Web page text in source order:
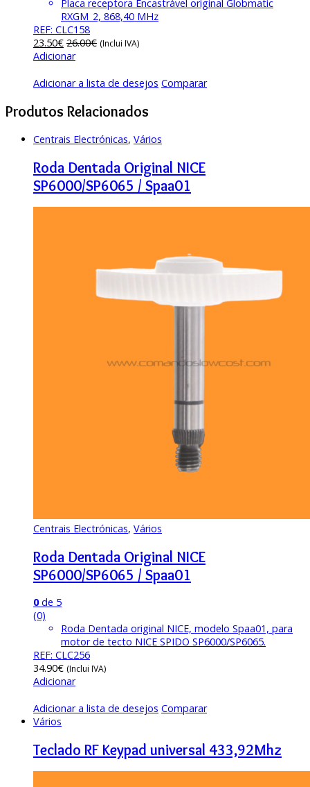
Placa receptora Encastrável original Globmatic
RXGM_2, 868,40 MHz
REF: CLC158
23.50€ 26.00€ (Inclui IVA)
Adicionar
Adicionar a lista de desejos Comparar
Produtos Relacionados
Centrais Electrónicas, Vários
Roda Dentada Original NICE
SP6000/SP6065 / Spaa01
Centrais Electrónicas, Vários
Roda Dentada Original NICE
SP6000/SP6065 / Spaa01
0de 5
(0)
Roda Dentada original NICE, modelo Spaa01, para
motor de tecto NICE SPIDO SP6000/SP6065.
REF: CLC256
34.90€ (Inclui IVA)
Adicionar
Adicionar a lista de desejos Comparar
Vários
Teclado RF Keypad universal 433,92Mhz